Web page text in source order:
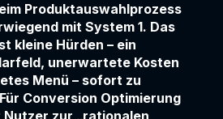
Produktauswahlprozess
mit System 1. Das
kleine Hürden – ein
unerwartete Kosten
Menü – sofort zu
Conversion Optimierung